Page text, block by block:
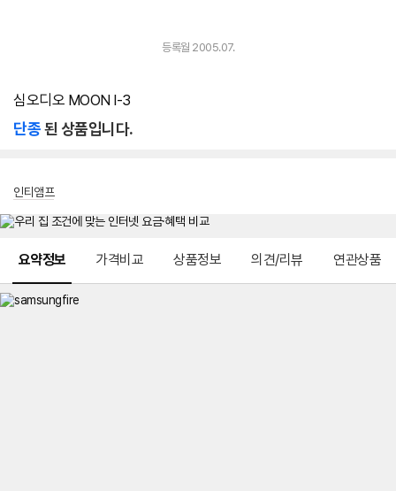
등록월 2005.07.
심오디오 MOON I-3
단종된 상품입니다.
인티앰프
요약정보 가격비교 상품정보 의견/리뷰 연관상품